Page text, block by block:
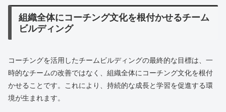
組織全体にコーチング文化を根付かせるチーム
ビルディング
コーチングを活用したチームビルディングの最終的な目標は、一
時的なチームの改善ではなく、組織全体にコーチング文化を根付
かせることです。これにより、持続的な成長と学習を促進する環
境が生まれます。